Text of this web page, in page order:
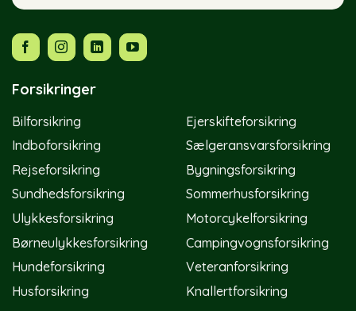
Forsikringer
Bilforsikring
Indboforsikring
Rejseforsikring
Sundhedsforsikring
Ulykkesforsikring
Børneulykkesforsikring
Hundeforsikring
Husforsikring
Ejerskifteforsikring
Sælgeransvarsforsikring
Bygningsforsikring
Sommerhusforsikring
Motorcykelforsikring
Campingvognsforsikring
Veteranforsikring
Knallertforsikring